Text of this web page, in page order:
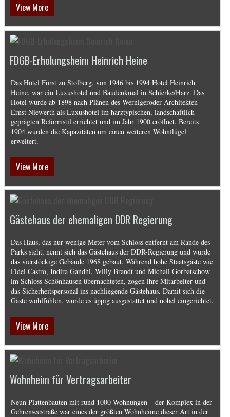
View More
FDGB-Erholungsheim Heinrich Heine
Das Hotel Fürst zu Stolberg, von 1946 bis 1994 Hotel Heinrich
Heine, war ein Luxushotel und Baudenkmal in Schierke/Harz. Das
Hotel wurde ab 1898 nach Plänen des Wernigeroder Architekten
Ernst Niewerth als Luxushotel im harztypischen, landschaftlich
geprägten Reformstil errichtet und im Jahr 1900 eröffnet. Bereits
1904 wurden die Kapazitäten um einen weiteren Wohnflügel
erweitert.
View More
Gästehaus der ehemaligen DDR Regierung
Das Haus, das nur wenige Meter vom Schloss entfernt am Rande des
Parks steht, nennt sich das Gästehaus der DDR-Regierung und wurde
das vierstöckige Gebäude 1968 gebaut. Während hohe Staatsgäste wie
Fidel Castro, Indira Gandhi, Willy Brandt und Michail Gorbatschow
im Schloss Schönhausen übernachteten, zogen ihre Mitarbeiter und
das Sicherheitspersonal ins nachliegende Gästehaus. Damit sich die
Gäste wohlfühlen, wurde es üppig ausgestattet und nobel eingerichtet.
View More
Wohnheim für Vertragsarbeiter
Neun Plattenbauten mit rund 1000 Wohnungen – der Komplex in der
Gehrenseestraße war eines der größten Wohnheime dieser Art in der